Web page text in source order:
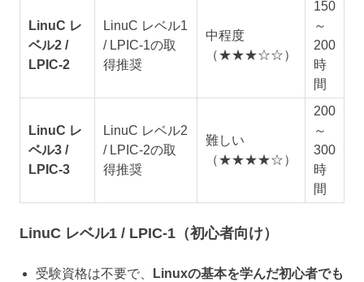
LinuC レ
ベル2 /
LPIC-2
LinuC レベル1
/ LPIC-1の取
得推奨
中程度
（★★★☆☆）
150
～
200
時
間
LinuC レ
ベル3 /
LPIC-3
LinuC レベル2
/ LPIC-2の取
得推奨
難しい
（★★★★☆）
200
～
300
時
間
LinuC レベル1 / LPIC-1（初心者向け）
受験資格は不要で、
Linuxの基本を学んだ初心者でも